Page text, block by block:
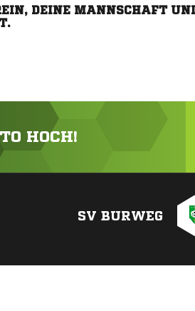
DEINE MANNSCHAFT
HOCH!
SV BURWEG